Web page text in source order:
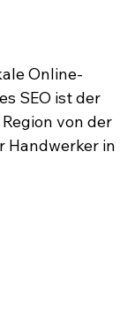
Online-
SEO ist der
von der
Handwerker in